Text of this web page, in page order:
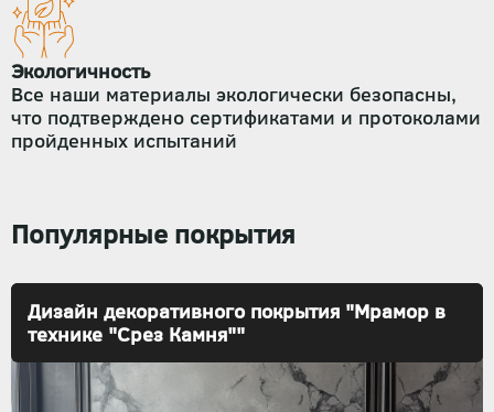
Экологичность
Все наши материалы экологически безопасны,
что подтверждено сертификатами и протоколами
пройденных испытаний
Популярные покрытия
Дизайн декоративного покрытия "Мрамор в
технике "Срез Камня""